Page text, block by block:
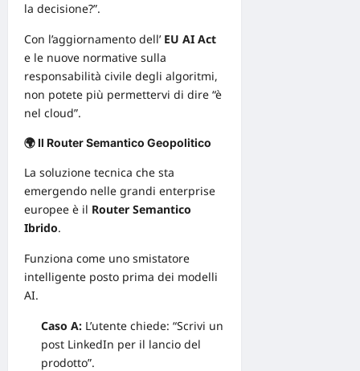
la decisione?”.
Con l’aggiornamento dell’ EU AI Act
e le nuove normative sulla
responsabilità civile degli algoritmi,
non potete più permettervi di dire “è
nel cloud”.
🌍 Il Router Semantico Geopolitico
La soluzione tecnica che sta
emergendo nelle grandi enterprise
europee è il Router Semantico
Ibrido.
Funziona come uno smistatore
intelligente posto prima dei modelli
AI.
Caso A: L’utente chiede: “Scrivi un
post LinkedIn per il lancio del
prodotto”.